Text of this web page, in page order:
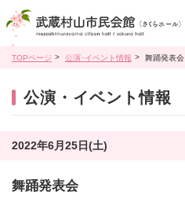
TOPページ 公演･イベント情報 舞踊発表会
公演・イベント情報
2022年6月25日(土)
舞踊発表会